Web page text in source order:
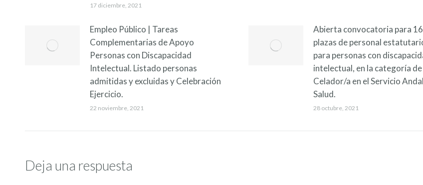
17 diciembre, 2021
Empleo Público | Tareas
Complementarias de Apoyo
Personas con Discapacidad
Intelectual. Listado personas
admitidas y excluidas y Celebración
Ejercicio.
22 noviembre, 2021
Abierta convocatoria para 16
plazas de personal
para personas con
intelectual, en la categoría de
Celador/a en el Servicio
Salud.
28 octubre, 2021
Deja una respuesta